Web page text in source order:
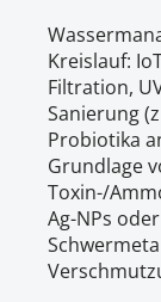
Kreislauf:
Filtration,
Sanierung
Probiotika
Grundlage
Toxin-/
Ag-NPs